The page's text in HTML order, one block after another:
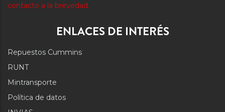
contacto a la brevedad.
ENLACES DE INTERÉS
Repuestos Cummins
RUNT
Mintransporte
Política de datos